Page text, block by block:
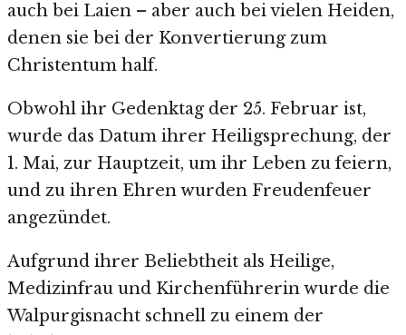
auch bei Laien – aber auch bei vielen Heiden,
denen sie bei der Konvertierung zum
Christentum half.
Obwohl ihr Gedenktag der 25. Februar ist,
wurde das Datum ihrer Heiligsprechung, der
1. Mai, zur Hauptzeit, um ihr Leben zu feiern,
und zu ihren Ehren wurden Freudenfeuer
angezündet.
Aufgrund ihrer Beliebtheit als Heilige,
Medizinfrau und Kirchenführerin wurde die
Walpurgisnacht schnell zu einem der